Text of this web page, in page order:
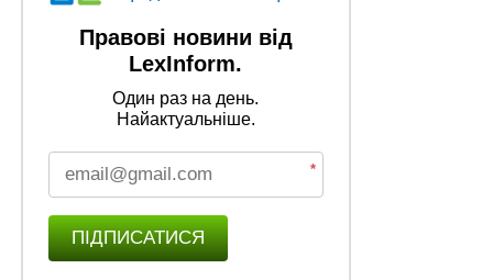
Правові новини від
LexInform.
Один раз на день.
Найактуальніше.
*
ПІДПИСАТИСЯ